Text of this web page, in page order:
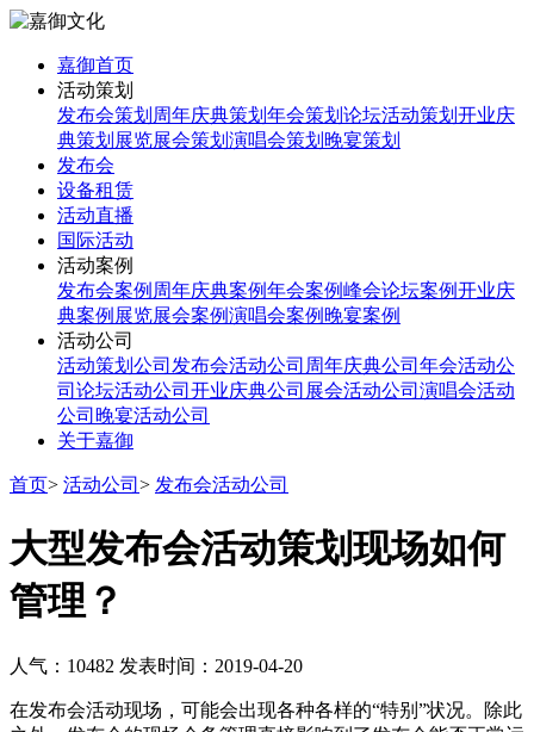
嘉御首页
活动策划
发布会策划 周年庆典策划 年会策划 论坛活动策划 开业庆
典策划 展览展会策划 演唱会策划 晚宴策划
发布会
设备租赁
活动直播
国际活动
活动案例
发布会案例 周年庆典案例年会案例峰会论坛案例开业庆
典案例 展览展会案例演唱会案例 晚宴案例
活动公司
活动策划公司 发布会活动公司 周年庆典公司 年会活动公
司 论坛活动公司 开业庆典公司 展会活动公司 演唱会活动
公司 晚宴活动公司
关于嘉御
首页> 活动公司 > 发布会活动公司
大型发布会活动策划现场如何
管理？
人气：10482 发表时间：2019-04-20
在发布会活动现场，可能会出现各种各样的“特别”状况。除此